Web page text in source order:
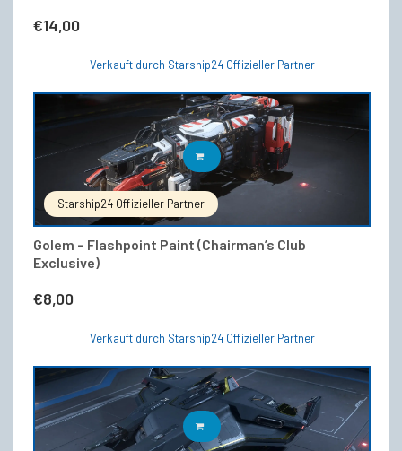
€14,00
Verkauft durch Starship24 Offizieller Partner
Starship24 Offizieller Partner
Golem – Flashpoint Paint (Chairman’s Club
Exclusive)
€8,00
IN DEN WARENKORB
Verkauft durch Starship24 Offizieller Partner
IN DEN WARENKORB